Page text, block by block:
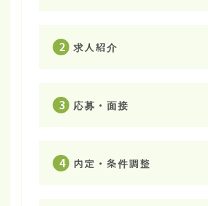
2 求人紹介
3 応募・面接
4 内定・条件調整